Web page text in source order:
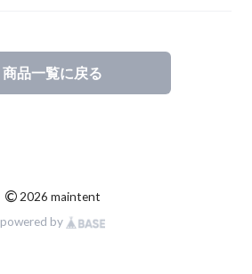
商品一覧に戻る
© 2026 maintent
powered by